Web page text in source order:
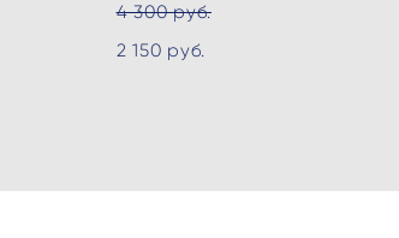
4 300 pуб.
2 150 pуб.